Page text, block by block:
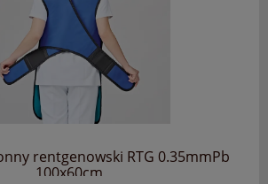
rentgenowski RTG 0.35mmPb
100x60cm